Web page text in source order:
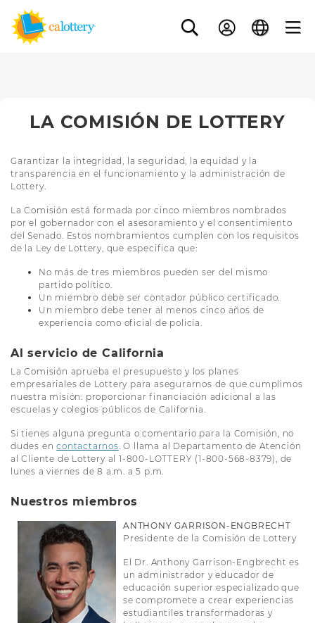
LA COMISIÓN DE LOTTERY
Garantizar la integridad, la seguridad, la equidad y la
transparencia en el funcionamiento y la administración de
Lottery.
La Comisión está formada por cinco miembros nombrados
por el gobernador con el asesoramiento y el consentimiento
del Senado. Estos nombramientos cumplen con los requisitos
de la Ley de Lottery, que especifica que:
No más de tres miembros pueden ser del mismo
partido político.
Un miembro debe ser contador público certificado.
Un miembro debe tener al menos cinco años de
experiencia como oficial de policía.
Al servicio de California
La Comisión aprueba el presupuesto y los planes
empresariales de Lottery para asegurarnos de que cumplimos
nuestra misión: proporcionar financiación adicional a las
escuelas y colegios públicos de California.
Si tienes alguna pregunta o comentario para la Comisión, no
dudes encontactarnos. O llama al Departamento de Atención
al Cliente de Lottery al 1-800-LOTTERY (1-800-568-8379), de
lunes a viernes de 8 a.m. a 5 p.m.
Nuestros miembros
ANTHONY GARRISON-ENGBRECHT
Presidente de la Comisión de Lottery
El Dr. Anthony Garrison-Engbrecht es
un administrador y educador de
educación superior especializado que
se compromete a crear experiencias
estudiantiles transformadoras y